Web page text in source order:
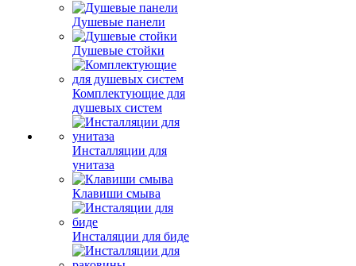
Душевые панели
Душевые стойки
Комплектующие для
душевых систем
Инсталляции для
унитаза
Клавиши смыва
Инсталяции для биде